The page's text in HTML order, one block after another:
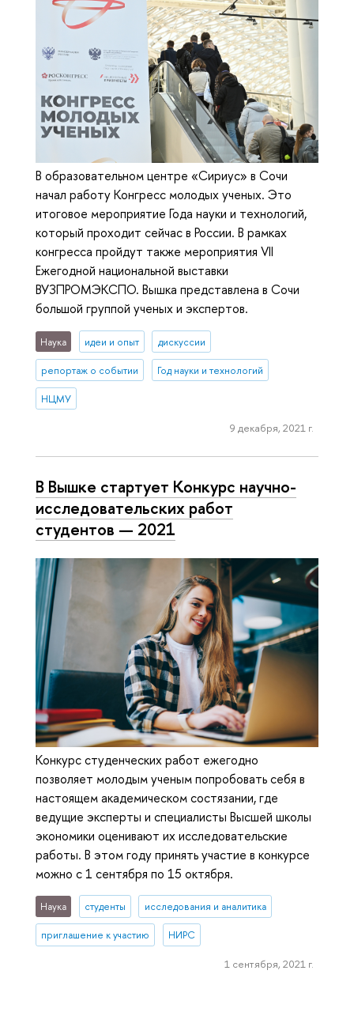
В образовательном центре «Сириус» в Сочи
начал работу Конгресс молодых ученых. Это
итоговое мероприятие Года науки и технологий,
который проходит сейчас в России. В рамках
конгресса пройдут также мероприятия VII
Ежегодной национальной выставки
ВУЗПРОМЭКСПО. Вышка представлена в Сочи
большой группой ученых и экспертов.
Наука идеи и опыт дискуссии
репортаж о событии Год науки и технологий
НЦМУ
9 декабря, 2021 г.
В Вышке стартует Конкурс научно-
исследовательских работ
студентов — 2021
Конкурс студенческих работ ежегодно
позволяет молодым ученым попробовать себя в
настоящем академическом состязании, где
ведущие эксперты и специалисты Высшей школы
экономики оценивают их исследовательские
работы. В этом году принять участие в конкурсе
можно с 1 сентября по 15 октября.
Наука студенты исследования и аналитика
приглашение к участию НИРС
1 сентября, 2021 г.